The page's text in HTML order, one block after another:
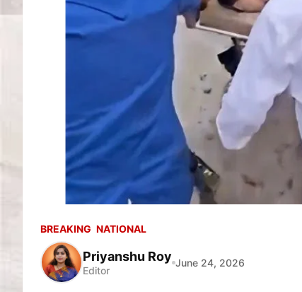
BREAKING NATIONAL
Priyanshu Roy
Editor
June 24, 2026